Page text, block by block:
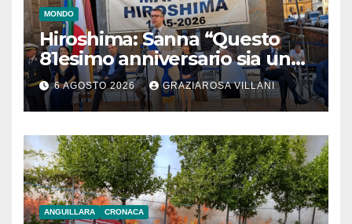
MONDO
Hiroshima: Sanna “Questo
81esimo anniversario sia un
monito per tutti”
6 AGOSTO 2026 GRAZIAROSA VILLANI
ANGUILLARA CRONACA